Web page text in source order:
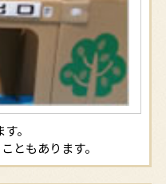
。
ともあります。